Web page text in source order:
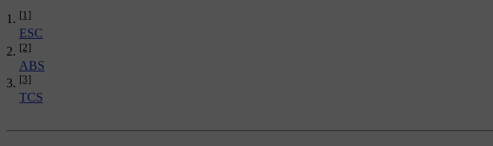
[1]
ESC
[2]
ABS
[3]
TCS